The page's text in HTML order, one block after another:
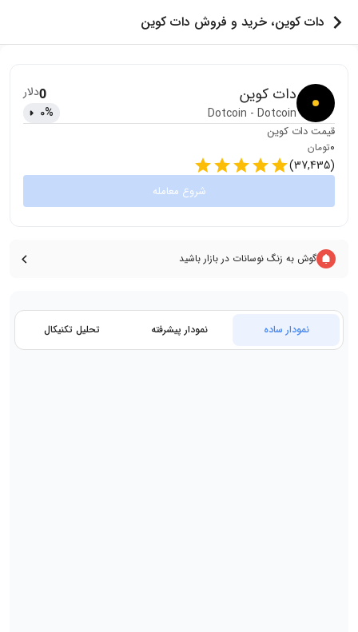
دات کوین، خرید و فروش دات کوین
دات کوین
Dotcoin - Dotcoin
0دلار
0%
قیمت دات کوین
0تومان
(
37,435
)
شروع معامله
گوش به زنگ نوسانات در بازار باشید
نمودار ساده نمودار پیشرفته تحلیل تکنیکال